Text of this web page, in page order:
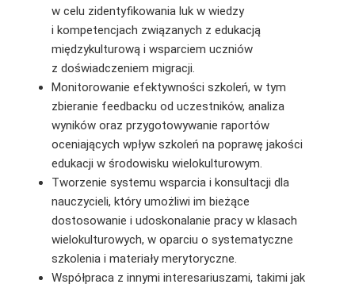
w celu zidentyfikowania luk w wiedzy
i kompetencjach związanych z edukacją
międzykulturową i wsparciem uczniów
z doświadczeniem migracji.
Monitorowanie efektywności szkoleń, w tym
zbieranie feedbacku od uczestników, analiza
wyników oraz przygotowywanie raportów
oceniających wpływ szkoleń na poprawę jakości
edukacji w środowisku wielokulturowym.
Tworzenie systemu wsparcia i konsultacji dla
nauczycieli, który umożliwi im bieżące
dostosowanie i udoskonalanie pracy w klasach
wielokulturowych, w oparciu o systematyczne
szkolenia i materiały merytoryczne.
Współpraca z innymi interesariuszami, takimi jak